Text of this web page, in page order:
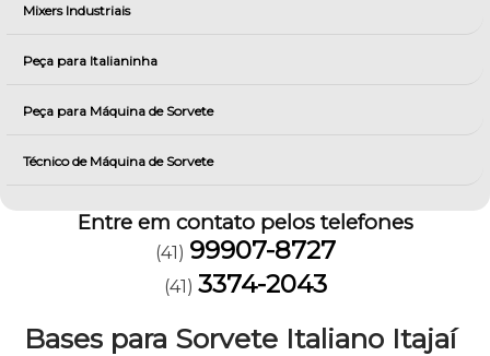
Mixers Industriais
Peça para Italianinha
Peça para Máquina de Sorvete
Técnico de Máquina de Sorvete
Entre em contato pelos telefones
(41) 99907-8727
(41) 3374-2043
Bases para Sorvete Italiano Itajaí